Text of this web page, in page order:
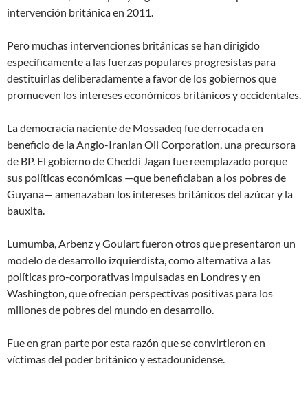
intervención británica en 2011.
Pero muchas intervenciones británicas se han dirigido
específicamente a las fuerzas populares progresistas para
destituirlas deliberadamente a favor de los gobiernos que
promueven los intereses económicos británicos y occidentales.
La democracia naciente de Mossadeq fue derrocada en
beneficio de la Anglo-Iranian Oil Corporation, una precursora
de BP. El gobierno de Cheddi Jagan fue reemplazado porque
sus políticas económicas —que beneficiaban a los pobres de
Guyana— amenazaban los intereses británicos del azúcar y la
bauxita.
Lumumba, Arbenz y Goulart fueron otros que presentaron un
modelo de desarrollo izquierdista, como alternativa a las
políticas pro-corporativas impulsadas en Londres y en
Washington, que ofrecían perspectivas positivas para los
millones de pobres del mundo en desarrollo.
Fue en gran parte por esta razón que se convirtieron en
víctimas del poder británico y estadounidense.